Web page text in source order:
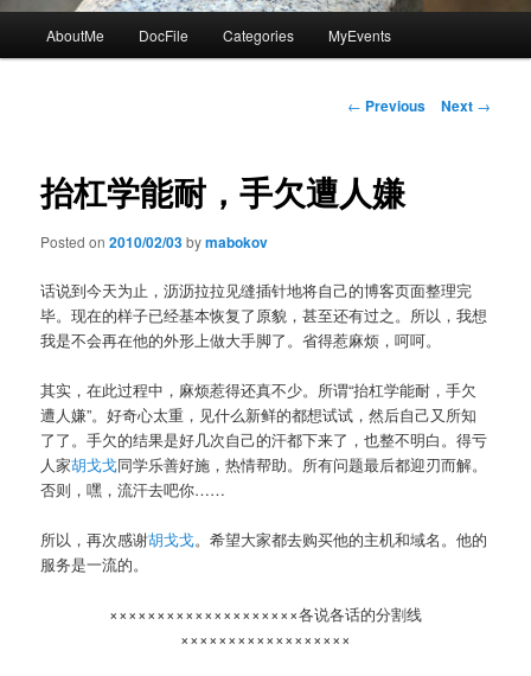
AboutMe DocFile Categories MyEvents
Post
← Previous Next →
抬杠学能耐，手欠遭人嫌
Posted on2010/02/03bymabokov
话说到今天为止，沥沥拉拉见缝插针地将自己的博客页面整理完
毕。现在的样子已经基本恢复了原貌，甚至还有过之。所以，我想
我是不会再在他的外形上做大手脚了。省得惹麻烦，呵呵。
其实，在此过程中，麻烦惹得还真不少。所谓“抬杠学能耐，手欠
遭人嫌”。好奇心太重，见什么新鲜的都想试试，然后自己又所知
了了。手欠的结果是好几次自己的汗都下来了，也整不明白。得亏
人家胡戈戈同学乐善好施，热情帮助。所有问题最后都迎刃而解。
否则，嘿，流汗去吧你……
所以，再次感谢胡戈戈。希望大家都去购买他的主机和域名。他的
服务是一流的。
××××××××××××××××××××各说各话的分割线
××××××××××××××××××